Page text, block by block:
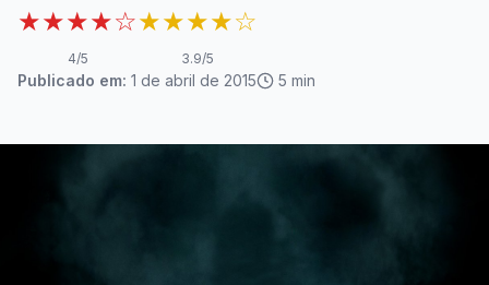
★★★★☆
4/5
★★★★☆
3.9/5
Publicado em: 1 de abril de 2015 5 min